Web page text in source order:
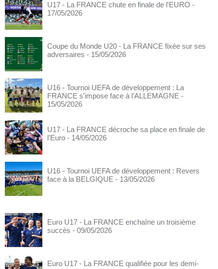
U17 - La FRANCE chute en finale de l'EURO -
17/05/2026
Coupe du Monde U20 - La FRANCE fixée sur ses
adversaires - 15/05/2026
U16 - Tournoi UEFA de développement : La
FRANCE s'impose face à l'ALLEMAGNE -
15/05/2026
U17 - La FRANCE décroche sa place en finale de
l'Euro - 14/05/2026
U16 - Tournoi UEFA de développement : Revers
face à la BELGIQUE - 13/05/2026
Euro U17 - La FRANCE enchaîne un troisième
succès - 09/05/2026
Euro U17 - La FRANCE qualifiée pour les demi-